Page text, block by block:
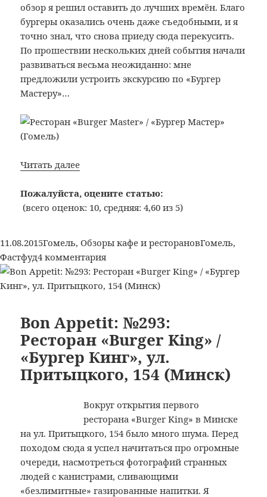
обзор я решил оставить до лучших времён. Благо
бургеры оказались очень даже съедобными, и я
точно знал, что снова приеду сюда перекусить.
По прошествии нескольких дней события начали
развиваться весьма неожиданно: мне
предложили устроить экскурсию по «Бургер
Мастеру»…
Читать далееBon
№295:
Ресторан
/
«Бургер
Мастер»
(Гомель)
Пожалуйста, оцените статью:
(всего оценок: 10, средняя: 4,60 из 5)
Опубликовано
11.08.2015Рубрики
Гомель, Обзоры кафе и ресторановМетки
Гомель,
Фастфуд4 комментарияк
записи
Bon
Ресторан
«Burger
Master»
/
«Бургер
(Гомель)
Bon Appetit: №293:
Ресторан «Burger King» /
«Бургер Кинг», ул.
Притыцкого, 154 (Минск)
Вокруг открытия первого
ресторана «Burger King» в Минске
на ул. Притыцкого, 154 было много шума. Перед
походом сюда я успел начитаться про огромные
очереди, насмотреться фотографий странных
людей с канистрами, сливающими
«безлимитные» газированные напитки. Я